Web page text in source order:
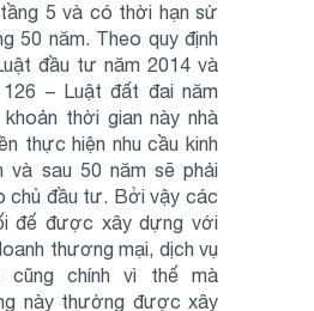
5 và có thời hạn sử
50 năm. Theo quy định
đầu tư năm 2014 và
– Luật đất đai năm
thời gian này nhà
thực hiện nhu cầu kinh
và sau 50 năm sẽ phải
chủ đầu tư. Bởi vậy các
đế được xây dựng với
thương mại, dịch vụ
cũng chính vì thế mà
này thường được xây